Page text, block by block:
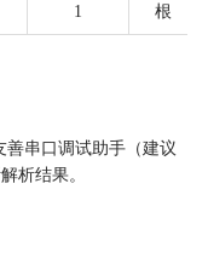
1 根
串口调试助手（建议
析结果。